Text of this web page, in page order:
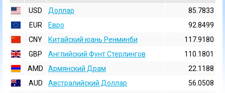
USD
Доллар
85.7833
EUR
Евро
92.8499
CNY
Китайский юань Ренминби
117.9180
GBP
Английский Фунт Стерлингов
110.1801
AMD
Армянский Драм
22.1188
AUD
Австралийский Доллар
56.0508